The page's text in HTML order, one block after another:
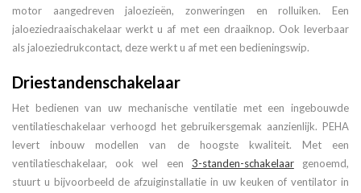
motor aangedreven jaloezieën, zonweringen en rolluiken. Een
jaloeziedraaischakelaar werkt u af met een draaiknop. Ook leverbaar
als jaloeziedrukcontact, deze werkt u af met een bedieningswip.
Driestandenschakelaar
Het bedienen van uw mechanische ventilatie met een ingebouwde
ventilatieschakelaar verhoogd het gebruikersgemak aanzienlijk. PEHA
levert inbouw modellen van de hoogste kwaliteit. Met een
ventilatieschakelaar, ook wel een 3-standen-schakelaargenoemd,
stuurt u bijvoorbeeld de afzuiginstallatie in uw keuken of ventilator in